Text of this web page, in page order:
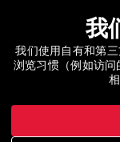
我
我们使用自有和第
浏览习惯（例如访